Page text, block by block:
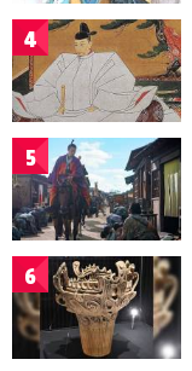
4
5
6